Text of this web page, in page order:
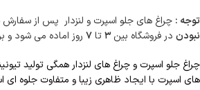
توجه : چراغ های جلو اسپرت و لنزدار پس از
نبودن در فروشگاه بین تا۷ روز اماده می شود و
چراغ جلو اسپرت و چراغ های لنزدار همگی تولید
های اسپرت با ایجاد ظاهری زیبا و متفاوت جلوه